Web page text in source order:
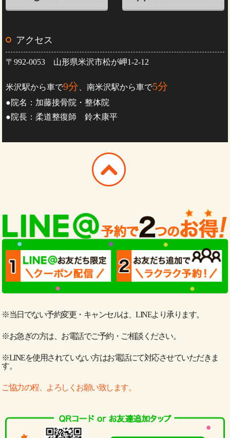
アクセス
〒992-0053 山形県米沢市松が岬1-2-12
米沢駅から車で9分 、南米沢駅から車で5分
●院名：加藤接骨院・整体院
●院長：柔道整復師 鈴木康平
※当日でない予約変更・キャンセルは、LINEより承ります。
※お急ぎの方は、お電話でご予約・ご相談ください。
※LINEを使用されていない方はお電話にて対応させていただきま
す。
ご協力の程、よろしくお願い致します。